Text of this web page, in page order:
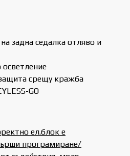
задна седалка отляво и
срещу кражба
GO
ел.блок е
програмиране/